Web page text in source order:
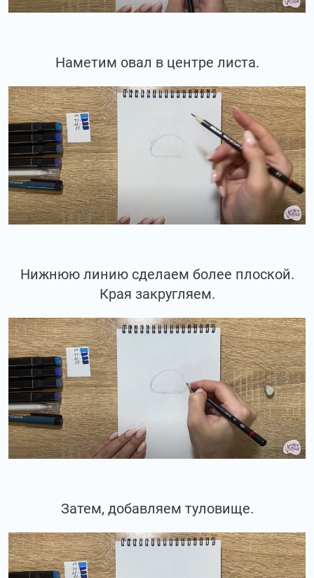
Наметим овал в центре листа.
Нижнюю линию сделаем более плоской.
Края закругляем.
Затем, добавляем туловище.